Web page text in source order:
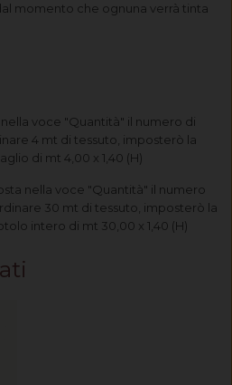
momento che ognuna verrà tinta
voce "Quantità" il numero di
4 mt di tessuto, imposterò la
di mt 4,00 x 1,40 (H)
nella voce "Quantità" il numero
30 mt di tessuto, imposterò la
intero di mt 30,00 x 1,40 (H)